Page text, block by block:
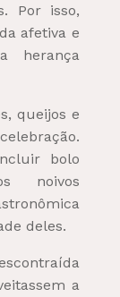
Por isso,
afetiva e
herança
queijos e
bolo
noivos
deles.
a